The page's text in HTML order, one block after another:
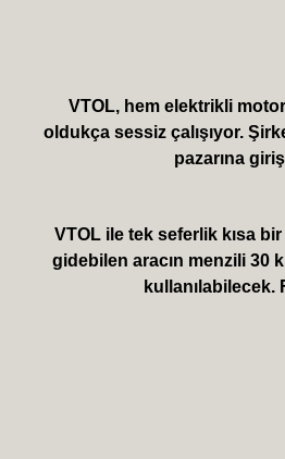
VTOL, hem elektrikli
oldukça sessiz çalışıyor.
pazarına
VTOL ile tek seferlik kısa
gidebilen aracın menzili 30
kullanılabilecek.